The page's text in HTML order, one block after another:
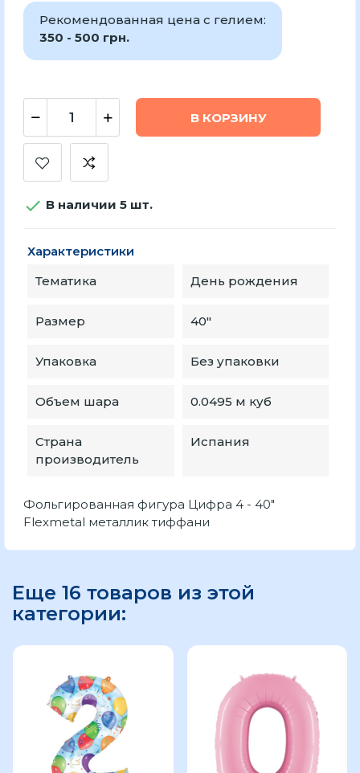
Рекомендованная цена с гелием:
350 - 500 грн.
В КОРЗИНУ
 В наличии 5 шт.
Характеристики
Тематика
День рождения
Размер 40"
Упаковка Без упаковки
Объем шара 0.0495 м куб
Страна
производитель
Испания
Фольгированная фигура Цифра 4 - 40"
Flexmetal металлик тиффани
Еще 16 товаров из этой
категории: